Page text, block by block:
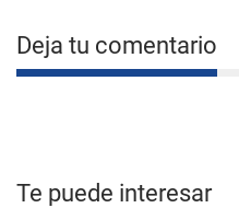
Deja tu comentario
Te puede interesar